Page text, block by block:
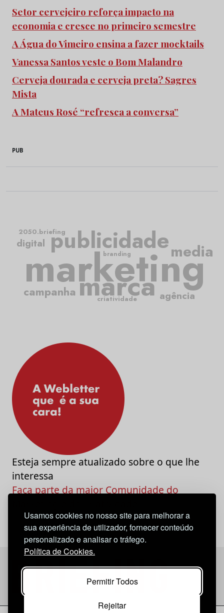
Usamos cookies no nosso site para melhorar a
sua experiência de utilizador, fornecer conteúdo
personalizado e analisar o tráfego.
Política de Cookies.
Permitir Todos
Rejeitar
Setor cervejeiro reforça impacto na
economia e cresce no primeiro semestre
A Água do Vimeiro ensina a fazer mocktails
Vanessa Santos veste o Bom Malandro
Cerveja dourada e cerveja preta? Sagres
Mista
A Mateus Rosé “refresca a conversa”
PUB
marketing
publicidade
marca
criatividade
campanha
media
agência
digital
2050.briefing
branding
Esteja sempre atualizado sobre o que lhe
interessa
Faça parte da maior Comunidade do